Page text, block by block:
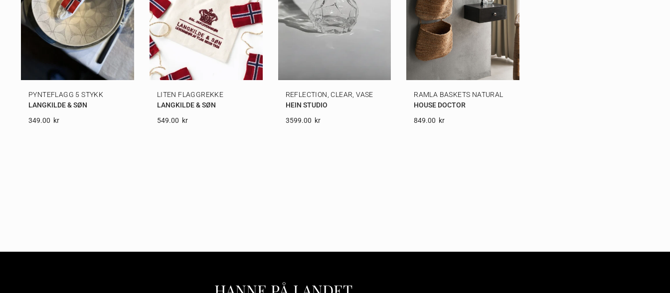
PYNTEFLAGG 5 STYKK
LANGKILDE & SØN
349.00 Kr
LITEN FLAGGREKKE
LANGKILDE & SØN
549.00 Kr
REFLECTION, CLEAR, VASE
HEIN STUDIO
3599.00 Kr
RAMLA BASKETS NATURAL
HOUSE DOCTOR
849.00 Kr